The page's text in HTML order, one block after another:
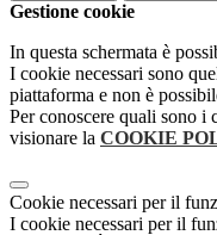
Gestione cookie
In questa schermata è
I cookie necessari sono
piattaforma e non è
Per conoscere quali sono i
visionare la COOKIE
Cookie necessari per il
I cookie necessari per il